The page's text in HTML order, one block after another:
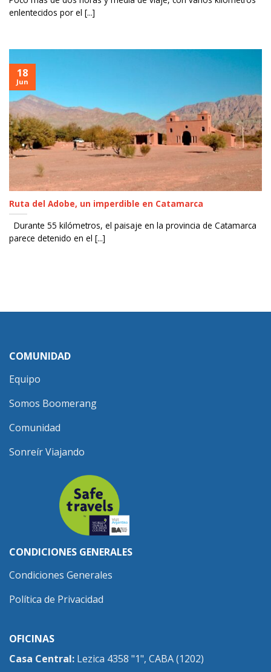
enlentecidos por el [...]
Ruta del Adobe, un imperdible en Catamarca
Durante 55 kilómetros, el paisaje en la provincia de Catamarca
parece detenido en el [...]
18
Jun
COMUNIDAD
Equipo
Somos Boomerang
Comunidad
Sonreír Viajando
CONDICIONES GENERALES
Condiciones Generales
Política de Privacidad
OFICINAS
Casa Central: Lezica 4358 "1", CABA (1202)